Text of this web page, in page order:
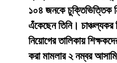
১০৪ জনকে চুক্তিভিত্তিক
এঁকেছেন তিনি।
নিয়োগের তালিকায়
করা মামলার ২ নম্বর